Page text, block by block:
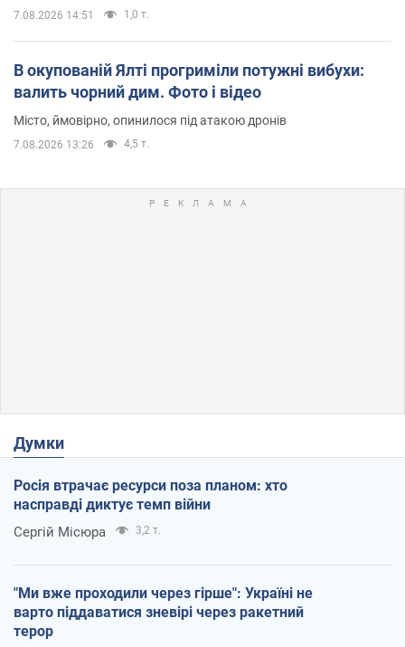
7.08.2026 14:51 1,0 т.
В окупованій Ялті прогриміли потужні вибухи:
валить чорний дим. Фото і відео
Місто, ймовірно, опинилося під атакою дронів
7.08.2026 13:26 4,5 т.
Думки
Росія втрачає ресурси поза планом: хто
насправді диктує темп війни
Сергій Місюра 3,2 т.
"Ми вже проходили через гірше": Україні не
варто піддаватися зневірі через ракетний
терор